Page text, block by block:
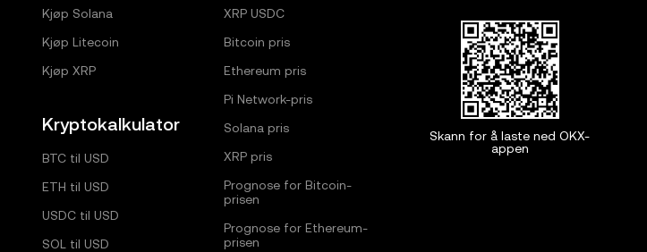
Kjøp Solana
Kjøp Litecoin
Kjøp XRP
Kryptokalkulator
BTC til USD
ETH til USD
USDC til USD
SOL til USD
XRP USDC
Bitcoin pris
Ethereum pris
Pi Network-pris
Solana pris
XRP pris
Prognose for Bitcoin-
prisen
Prognose for Ethereum-
prisen
Skann for å laste ned OKX-
appen